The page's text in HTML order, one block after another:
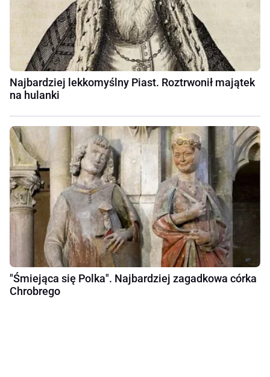
Najbardziej lekkomyślny Piast. Roztrwonił majątek
na hulanki
"Śmiejąca się Polka". Najbardziej zagadkowa córka
Chrobrego